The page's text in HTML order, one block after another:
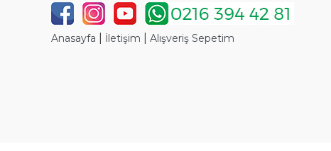
Anasayfa İletişim Alışveriş Sepetim